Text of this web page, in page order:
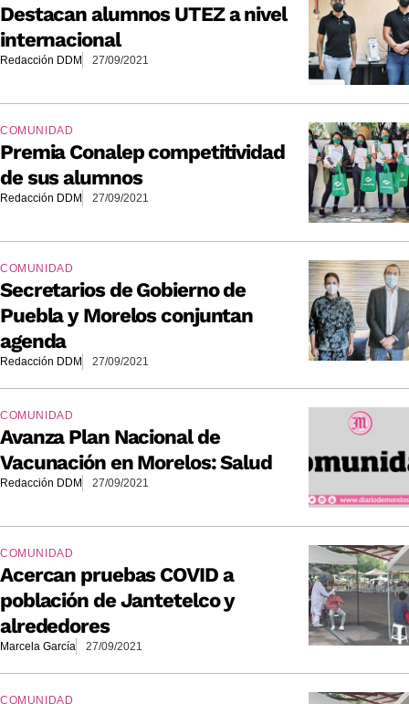
Destacan alumnos UTEZ a nivel
internacional
Redacción DDM 27/09/2021
COMUNIDAD
Premia Conalep competitividad
de sus alumnos
Redacción DDM 27/09/2021
COMUNIDAD
Secretarios de Gobierno de
Puebla y Morelos conjuntan
agenda
Redacción DDM 27/09/2021
COMUNIDAD
Avanza Plan Nacional de
Vacunación en Morelos: Salud
Redacción DDM 27/09/2021
COMUNIDAD
Acercan pruebas COVID a
población de Jantetelco y
alrededores
Marcela García 27/09/2021
COMUNIDAD